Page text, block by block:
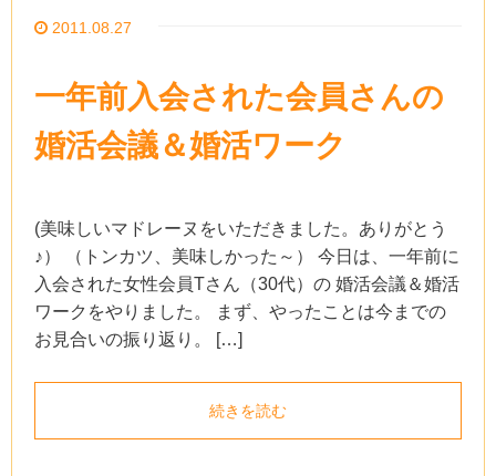
2011.08.27
一年前入会された会員さんの
婚活会議＆婚活ワーク
(美味しいマドレーヌをいただきました。ありがとう
♪） （トンカツ、美味しかった～） 今日は、一年前に
入会された女性会員Tさん（30代）の 婚活会議＆婚活
ワークをやりました。 まず、やったことは今までの
お見合いの振り返り。 […]
続きを読む